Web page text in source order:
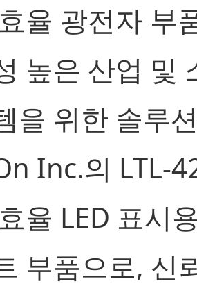
율 광전자 부
높은 산업 및
을 위한 솔루
Inc.의 LTL-
율 LED 표시
부품으로, 신